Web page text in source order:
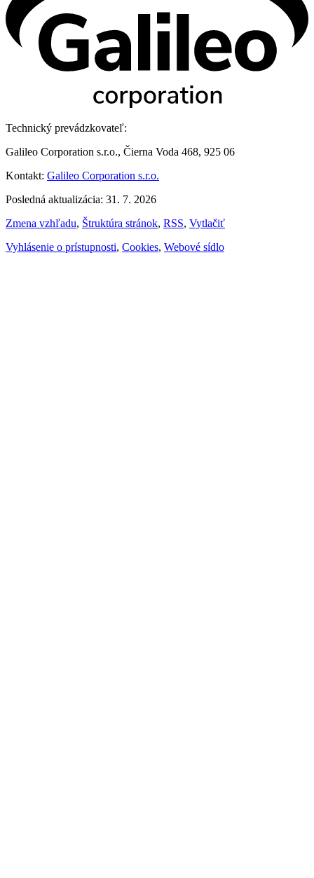
Technický prevádzkovateľ:
Galileo Corporation s.r.o., Čierna Voda 468, 925 06
Kontakt: Galileo Corporation s.r.o.
Posledná aktualizácia: 31. 7. 2026
Zmena vzhľadu, Štruktúra stránok, RSS, Vytlačiť
Vyhlásenie o prístupnosti, Cookies, Webové sídlo